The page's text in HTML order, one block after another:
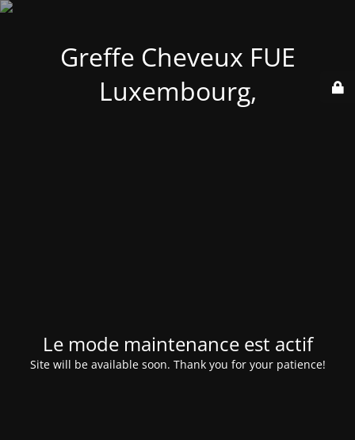
Greffe Cheveux FUE
Luxembourg,
Le mode maintenance est actif
Site will be available soon. Thank you for your patience!